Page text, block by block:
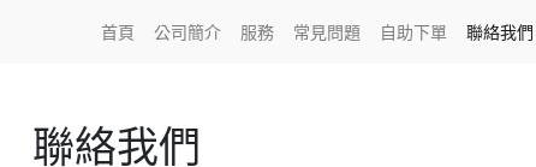
首頁 公司簡介 服務 常見問題 自助下單 聯絡我們
聯絡我們